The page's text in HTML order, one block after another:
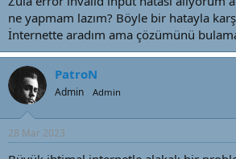
a
t
a
n
a
r
i
h
ne yapmam lazım? Böyle bir hatayla
İnternette aradım ama çözümünü
PatroN
Admin Admin
28 Mar 2023